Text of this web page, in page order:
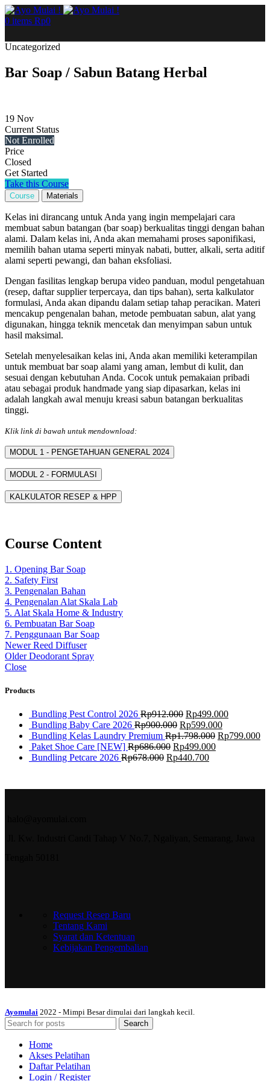
0 items Rp0
Uncategorized
Bar Soap / Sabun Batang Herbal
19 Nov
Current Status
Not Enrolled
Price
Closed
Get Started
Take this Course
Course Materials
Kelas ini dirancang untuk Anda yang ingin mempelajari cara
membuat sabun batangan (bar soap) berkualitas tinggi dengan bahan
alami. Dalam kelas ini, Anda akan memahami proses saponifikasi,
memilih bahan utama seperti minyak nabati, butter, alkali, serta aditif
alami seperti pewangi, dan bahan eksfoliasi.
Dengan fasilitas lengkap berupa video panduan, modul pengetahuan
(resep, daftar supplier terpercaya, dan tips bahan), serta kalkulator
formulasi, Anda akan dipandu dalam setiap tahap peracikan. Materi
mencakup pengenalan bahan, metode pembuatan sabun, alat yang
digunakan, hingga teknik mencetak dan menyimpan sabun untuk
hasil maksimal.
Setelah menyelesaikan kelas ini, Anda akan memiliki keterampilan
untuk membuat bar soap alami yang aman, lembut di kulit, dan
sesuai dengan kebutuhan Anda. Cocok untuk pemakaian pribadi
atau sebagai produk handmade yang siap dipasarkan, kelas ini
adalah langkah awal menuju kreasi sabun batangan berkualitas
tinggi.
Klik link di bawah untuk mendownload:
MODUL 1 - PENGETAHUAN GENERAL 2024
MODUL 2 - FORMULASI
KALKULATOR RESEP & HPP
Course Content
1. Opening Bar Soap
2. Safety First
3. Pengenalan Bahan
4. Pengenalan Alat Skala Lab
5. Alat Skala Home & Industry
6. Pembuatan Bar Soap
7. Penggunaan Bar Soap
Newer Reed Diffuser
Older Deodorant Spray
Close
Products
Bundling Pest Control 2026 Rp912.000 Rp499.000
Bundling Baby Care 2026 Rp900.000 Rp599.000
Bundling Kelas Laundry Premium Rp1.798.000 Rp799.000
Paket Shoe Care [NEW] Rp686.000 Rp499.000
Bundling Petcare 2026 Rp678.000 Rp440.700
Request Resep Baru
Tentang Kami
Syarat dan Ketentuan
Kebijakan Pengembalian
Ayomulai 2022 - Mimpi Besar dimulai dari langkah kecil.
Search
Home
Akses Pelatihan
Daftar Pelatihan
Login / Register